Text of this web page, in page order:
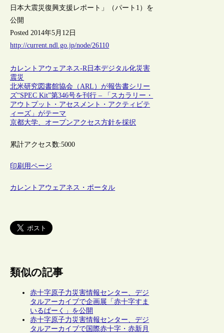
日本大震災復興支援レポート」（パート1）を
公開
Posted 2014年5月12日
http://current.ndl.go.jp/node/26110
カレントアウェアネス-R日本デジタル化災害
震災
北米研究図書館協会（ARL）が報告書シリー
ズ“SPEC Kit”第346号を刊行 – 「スカラリー・
アウトプット・アセスメント・アクティビテ
ィーズ」がテーマ
京都大学、オープンアクセス方針を採択
累計アクセス数:5000
印刷用ページ
カレントアウェアネス・ポータル
類似の記事
赤十字原子力災害情報センター、デジ
タルアーカイブで企画展「赤十字すま
いるぱーく」を公開
赤十字原子力災害情報センター、デジ
タルアーカイブで国際赤十字・赤新月